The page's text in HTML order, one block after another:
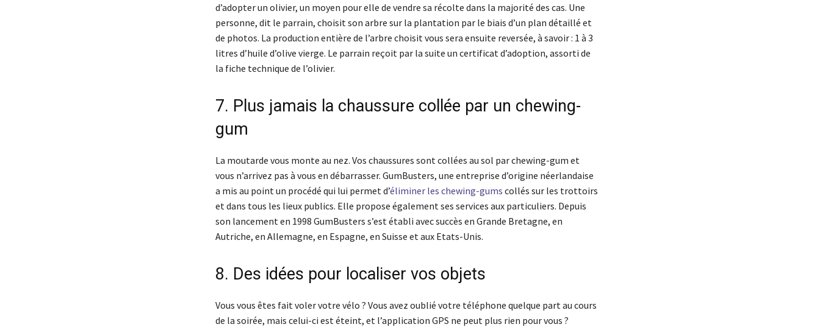
d’adopter un olivier, un moyen pour elle de vendre sa récolte dans la majorité des cas. Une
personne, dit le parrain, choisit son arbre sur la plantation par le biais d’un plan détaillé et
de photos. La production entière de l’arbre choisit vous sera ensuite reversée, à savoir : 1 à 3
litres d’huile d’olive vierge. Le parrain reçoit par la suite un certificat d’adoption, assorti de
la fiche technique de l’olivier.
7. Plus jamais la chaussure collée par un chewing-
gum
La moutarde vous monte au nez. Vos chaussures sont collées au sol par chewing-gum et
vous n’arrivez pas à vous en débarrasser. GumBusters, une entreprise d’origine néerlandaise
a mis au point un procédé qui lui permet d’éliminer les chewing-gums collés sur les trottoirs
et dans tous les lieux publics. Elle propose également ses services aux particuliers. Depuis
son lancement en 1998 GumBusters s’est établi avec succès en Grande Bretagne, en
Autriche, en Allemagne, en Espagne, en Suisse et aux Etats-Unis.
8. Des idées pour localiser vos objets
Vous vous êtes fait voler votre vélo ? Vous avez oublié votre téléphone quelque part au cours
de la soirée, mais celui-ci est éteint, et l’application GPS ne peut plus rien pour vous ?